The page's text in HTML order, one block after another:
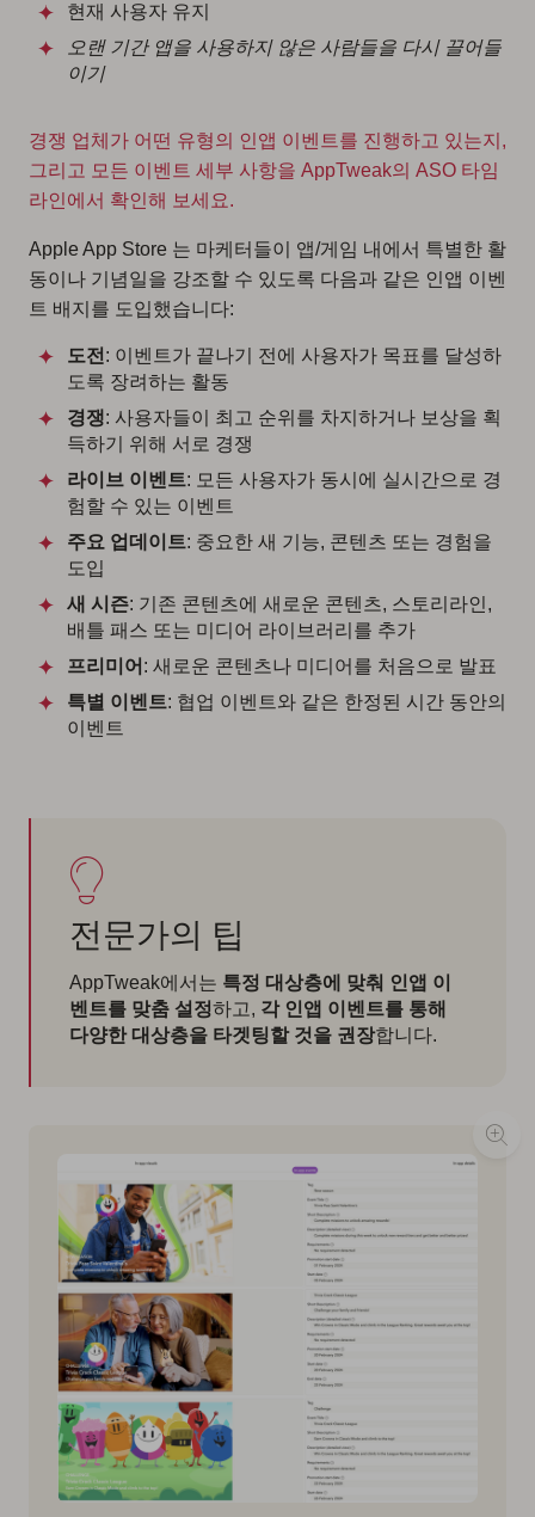
현재 사용자 유지
오랜 기간 앱을 사용하지 않은 사람들을 다시 끌어들
이기
경쟁 업체가 어떤 유형의 인앱 이벤트를 진행하고 있는지,
그리고 모든 이벤트 세부 사항을 AppTweak의 ASO 타임
라인에서 확인해 보세요.
Apple App Store 는 마케터들이 앱/게임 내에서 특별한 활
동이나 기념일을 강조할 수 있도록 다음과 같은 인앱 이벤
트 배지를 도입했습니다:
도전 : 이벤트가 끝나기 전에 사용자가 목표를 달성하
도록 장려하는 활동
경쟁: 사용자들이 최고 순위를 차지하거나 보상을 획
득하기 위해 서로 경쟁
라이브 이벤트: 모든 사용자가 동시에 실시간으로 경
험할 수 있는 이벤트
주요 업데이트: 중요한 새 기능, 콘텐츠 또는 경험을
도입
새 시즌: 기존 콘텐츠에 새로운 콘텐츠, 스토리라인,
배틀 패스 또는 미디어 라이브러리를 추가
프리미어 : 새로운 콘텐츠나 미디어를 처음으로 발표
특별 이벤트: 협업 이벤트와 같은 한정된 시간 동안의
이벤트
전문가의 팁
AppTweak에서는 특정 대상층에 맞춰 인앱 이
벤트를 맞춤 설정하고, 각 인앱 이벤트를 통해
다양한 대상층을 타겟팅할 것을 권장합니다.